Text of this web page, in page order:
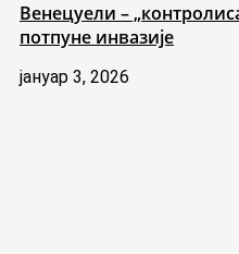
Венецуели –
потпуне инвазије
јануар 3, 2026